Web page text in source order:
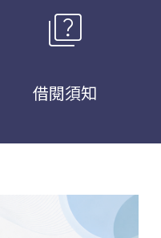
quiz
借閱須知